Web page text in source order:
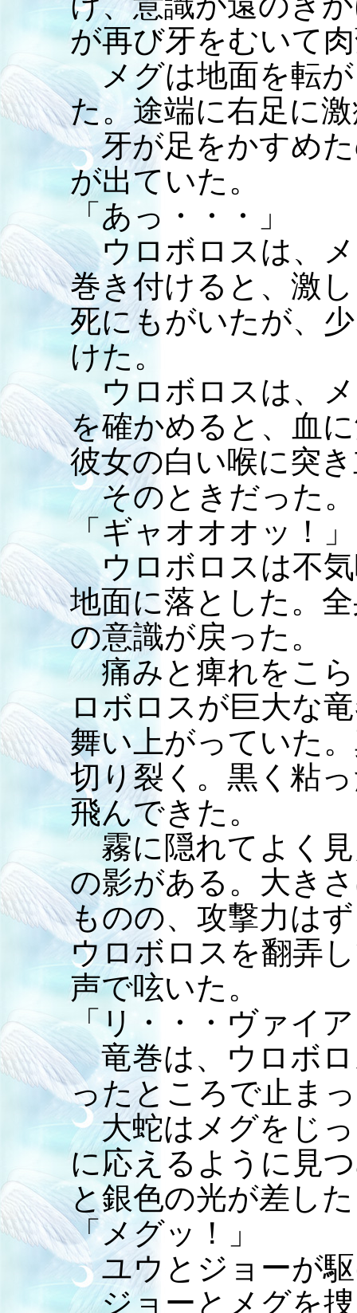
が再び牙をむいて
メグは地面を転が
た。途端に右足に
牙が足をかすめた
が出ていた。
「あっ・・・」
ウロボロスは、メ
巻き付けると、激
死にもがいたが、
けた。
ウロボロスは、メ
を確かめると、血
彼女の白い喉に突
そのときだった。
「ギャオオオッ！」
ウロボロスは不気
地面に落とした。
の意識が戻った。
痛みと痺れをこら
ロボロスが巨大な
舞い上がっていた
切り裂く。黒く粘
飛んできた。
霧に隠れてよく見
の影がある。大き
ものの、攻撃力は
ウロボロスを翻弄
声で呟いた。
「リ・・・ヴァイ
竜巻は、ウロボロ
ったところで止ま
大蛇はメグをじっ
に応えるように見
と銀色の光が差し
「メグッ！」
ユウとジョーが駆
ジョーとメグを捜